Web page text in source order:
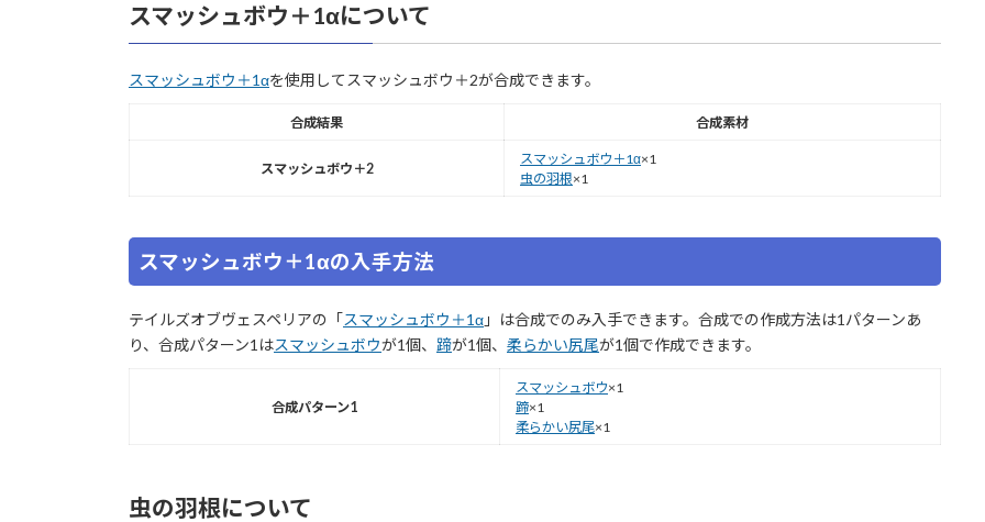
スマッシュボウ＋1αについて
スマッシュボウ＋1αを使用してスマッシュボウ＋2が合成できます。
合成結果 合成素材
スマッシュボウ＋2
スマッシュボウ＋1α×1
虫の羽根×1
スマッシュボウ＋1αの入手方法
テイルズオブヴェスペリアの「スマッシュボウ＋1α 」は合成でのみ入手できます。合成での作成方法は1パターンあ
り、合成パターン1はスマッシュボウが1個、 蹄が1個、 柔らかい尻尾が1個で作成できます。
合成パターン1
スマッシュボウ×1
蹄×1
柔らかい尻尾×1
虫の羽根について